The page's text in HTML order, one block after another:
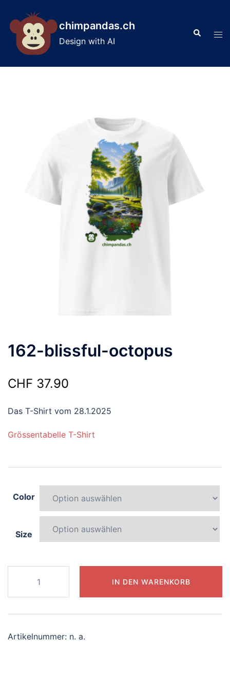
content
chimpandas.ch
Design with AI
Search
162-blissful-octopus
CHF 37.90
Das T-Shirt vom 28.1.2025
Grössentabelle T-Shirt
Color
Size
octopus
Menge
IN DEN WARENKORB
Artikelnummer: n. a.